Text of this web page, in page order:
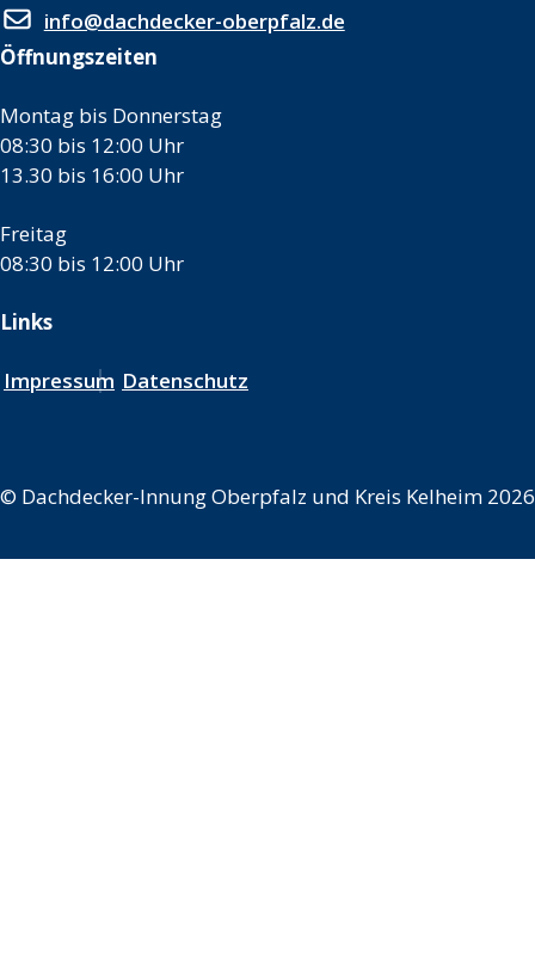
info@dachdecker-oberpfalz.de
Öffnungszeiten
Montag bis Donnerstag
08:30 bis 12:00 Uhr
13.30 bis 16:00 Uhr
Freitag
08:30 bis 12:00 Uhr
Links
Impressum Datenschutz
© Dachdecker-Innung Oberpfalz und Kreis Kelheim 2026